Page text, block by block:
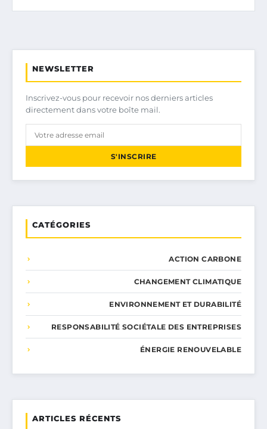
NEWSLETTER
Inscrivez-vous pour recevoir nos derniers articles
directement dans votre boîte mail.
S'INSCRIRE
CATÉGORIES
ACTION CARBONE
CHANGEMENT CLIMATIQUE
ENVIRONNEMENT ET DURABILITÉ
RESPONSABILITÉ SOCIÉTALE DES ENTREPRISES
ÉNERGIE RENOUVELABLE
ARTICLES RÉCENTS